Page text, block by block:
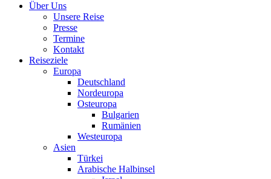
Über Uns
Unsere Reise
Presse
Termine
Kontakt
Reiseziele
Europa
Deutschland
Nordeuropa
Osteuropa
Bulgarien
Rumänien
Westeuropa
Asien
Türkei
Arabische Halbinsel